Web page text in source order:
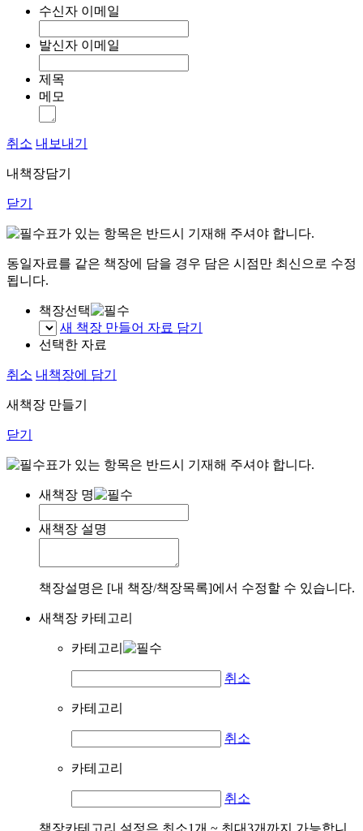
수신자 이메일
발신자 이메일
제목
메모
취소 내보내기
내책장담기
닫기
표가 있는 항목은 반드시 기재해 주셔야 합니다.
동일자료를 같은 책장에 담을 경우 담은 시점만 최신으로 수정
됩니다.
책장선택
새 책장 만들어 자료 담기
선택한 자료
취소 내책장에 담기
새책장 만들기
닫기
표가 있는 항목은 반드시 기재해 주셔야 합니다.
새책장 명
새책장 설명
책장설명은 [내 책장/책장목록]에서 수정할 수 있습니다.
새책장 카테고리
카테고리
취소
카테고리
취소
카테고리
취소